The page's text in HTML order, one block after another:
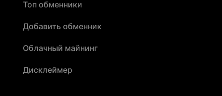
Топ обменники
Добавить обменник
Облачный майнинг
Дисклеймер